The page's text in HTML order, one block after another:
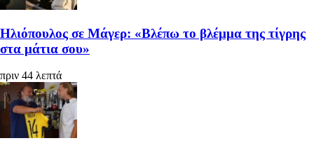
Ηλιόπουλος σε Μάγερ: «Βλέπω το βλέμμα της τίγρης
στα μάτια σου»
πριν 44 λεπτά